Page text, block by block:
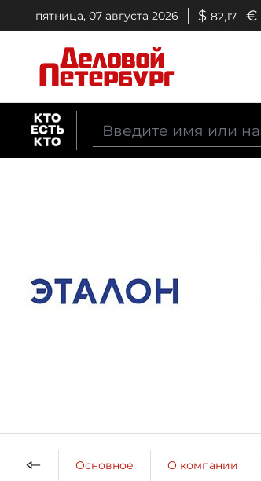
пятница, 07 августа 2026 $ 82,17 €
Основное О компании